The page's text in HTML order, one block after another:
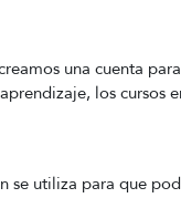
una cuenta
los cursos
utiliza para que